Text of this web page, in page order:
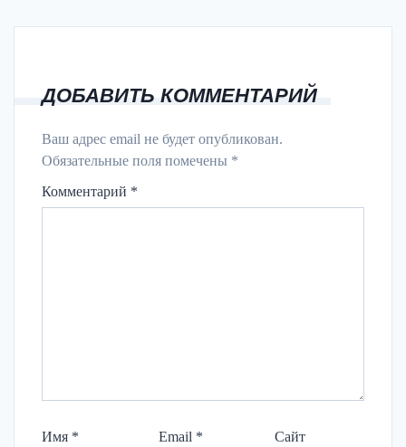
ДОБАВИТЬ КОММЕНТАРИЙ
Ваш адрес email не будет опубликован.
Обязательные поля помечены *
Комментарий *
Имя * Email * Сайт